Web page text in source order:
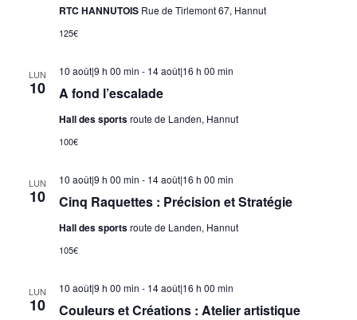
RTC HANNUTOIS Rue de Tirlemont 67, Hannut
125€
LUN
10 A fond l’escalade
10 août|9 h 00 min - 14 août|16 h 00 min
Hall des sportsroute de Landen, Hannut
100€
LUN
10 Cinq Raquettes : Précision et Stratégie
10 août|9 h 00 min - 14 août|16 h 00 min
Hall des sportsroute de Landen, Hannut
105€
LUN
10 Couleurs et Créations : Atelier artistique
10 août|9 h 00 min - 14 août|16 h 00 min